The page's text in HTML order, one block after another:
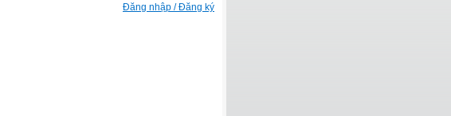
Đăng nhập / Đăng ký